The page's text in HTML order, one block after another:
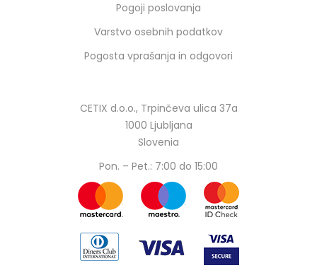
Pogoji poslovanja
Varstvo osebnih podatkov
Pogosta vprašanja in odgovori
CETIX d.o.o., Trpinčeva ulica 37a
1000 Ljubljana
Slovenia
Pon. – Pet.: 7:00 do 15:00